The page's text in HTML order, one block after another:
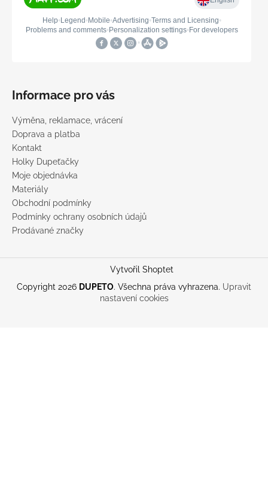
Informace pro vás
Výměna, reklamace, vrácení
Doprava a platba
Kontakt
Holky Dupeťačky
Moje objednávka
Materiály
Obchodní podmínky
Podmínky ochrany osobních údajů
Prodávané značky
Vytvořil Shoptet
Copyright 2026 DUPETO. Všechna práva vyhrazena. Upravit
nastavení cookies